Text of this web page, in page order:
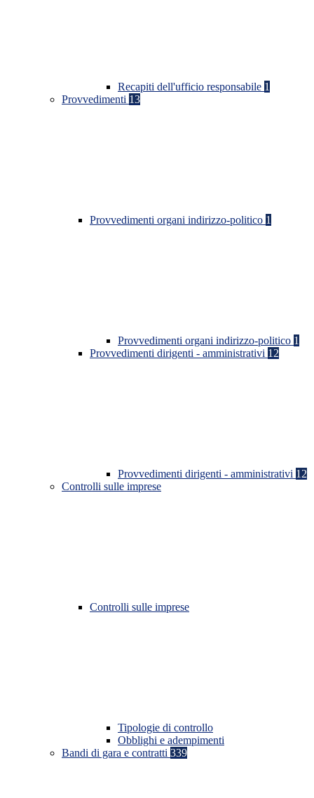
Recapiti dell'ufficio responsabile 1
Provvedimenti 13
Provvedimenti organi indirizzo-politico 1
Provvedimenti organi indirizzo-politico 1
Provvedimenti dirigenti - amministrativi 12
Provvedimenti dirigenti - amministrativi 12
Controlli sulle imprese
Controlli sulle imprese
Tipologie di controllo
Obblighi e adempimenti
Bandi di gara e contratti 339